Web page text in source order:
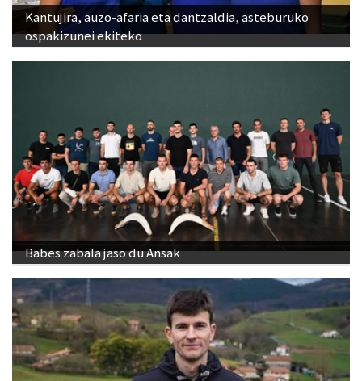
Kantujira, auzo-afaria eta dantzaldia, asteburuko
ospakizunei ekiteko
Babes zabala jaso du Ansak